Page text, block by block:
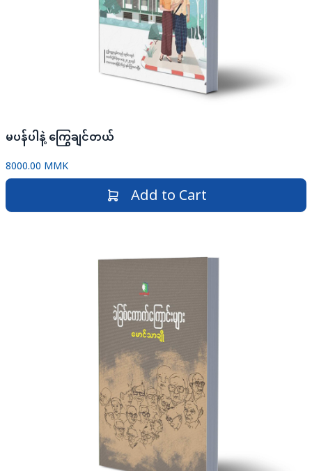
မပန်ပါနဲ့ ကြွေချင်တယ်
8000.00 MMK
Add to Cart